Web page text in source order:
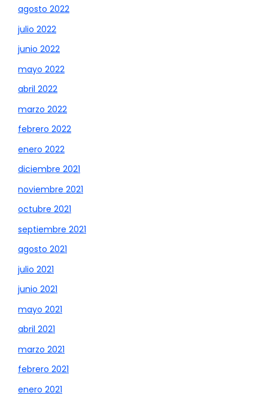
agosto 2022
julio 2022
junio 2022
mayo 2022
abril 2022
marzo 2022
febrero 2022
enero 2022
diciembre 2021
noviembre 2021
octubre 2021
septiembre 2021
agosto 2021
julio 2021
junio 2021
mayo 2021
abril 2021
marzo 2021
febrero 2021
enero 2021